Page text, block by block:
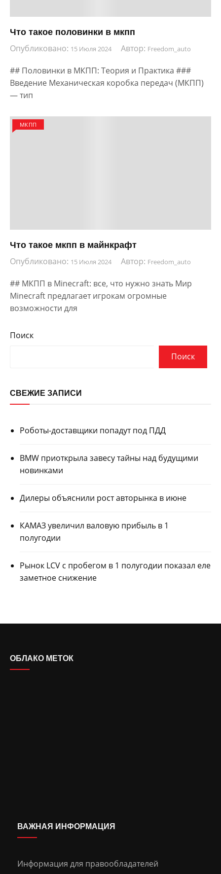
Что такое половинки в мкпп
Опубликовано: 15 Июля 2024 Автор: Freedom_auto
## Половинки в МКПП: Теория и Практика ###
Введение Механическая коробка передач (МКПП)
— тип
МКПП
Что такое мкпп в майнкрафт
Опубликовано: 15 Июля 2024 Автор: Freedom_auto
## МКПП в Minecraft: все, что нужно знать Мир
Minecraft предлагает игрокам огромные
возможности для
Поиск
Поиск
СВЕЖИЕ ЗАПИСИ
Роботы-доставщики попадут под ПДД
BMW приоткрыла завесу тайны над будущими
новинками
Дилеры объяснили рост авторынка в июне
КАМАЗ увеличил валовую прибыль в 1
полугодии
Рынок LCV с пробегом в 1 полугодии показал еле
заметное снижение
ОБЛАКО МЕТОК
ВАЖНАЯ ИНФОРМАЦИЯ
Информация для правообладателей